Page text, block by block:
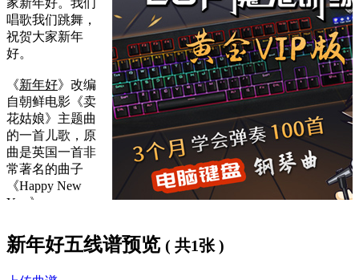
家新年好。我们
唱歌我们跳舞，
祝贺大家新年
好。
《新年好》改编
自朝鲜电影《卖
花姑娘》主题曲
的一首儿歌，原
曲是英国一首非
常著名的曲子
《Happy New
Year》。
该曲在中国是家喻户晓的儿歌。小朋友们会唱，大人们也会
唱。每每过年，大街小巷就会听到洋溢着欢乐和幸福的《
新年好五线谱预览 ( 共1张 )